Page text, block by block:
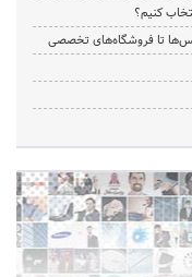
کنیم؟
تا فروشگاه‌های تخصصی